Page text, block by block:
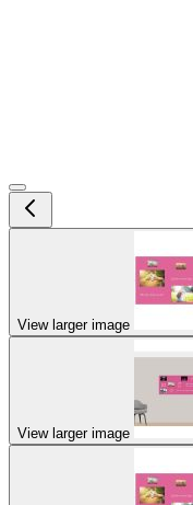
View larger image
View larger image